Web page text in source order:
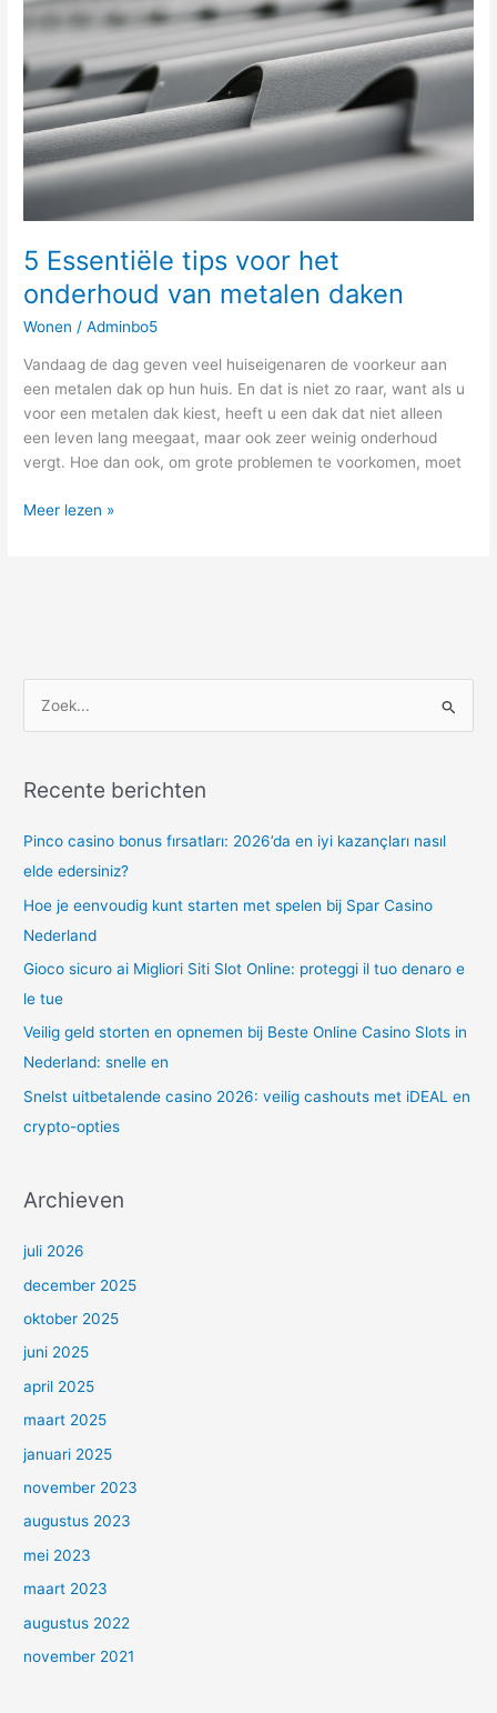
5 Essentiële tips voor het
onderhoud van metalen daken
Wonen /Adminbo5
Vandaag de dag geven veel huiseigenaren de voorkeur aan
een metalen dak op hun huis. En dat is niet zo raar, want als u
voor een metalen dak kiest, heeft u een dak dat niet alleen
een leven lang meegaat, maar ook zeer weinig onderhoud
vergt. Hoe dan ook, om grote problemen te voorkomen, moet
voor
het
onderhoud
van
metalen
daken
Meer lezen »
kRecente berichten
Pinco casino bonus fırsatları: 2026’da en iyi kazançları nasıl
elde edersiniz?
Hoe je eenvoudig kunt starten met spelen bij Spar Casino
Nederland
Gioco sicuro ai Migliori Siti Slot Online: proteggi il tuo denaro e
le tue
Veilig geld storten en opnemen bij Beste Online Casino Slots in
Nederland: snelle en
Snelst uitbetalende casino 2026: veilig cashouts met iDEAL en
crypto-opties
Archieven
juli 2026
december 2025
oktober 2025
juni 2025
april 2025
maart 2025
januari 2025
november 2023
augustus 2023
mei 2023
maart 2023
augustus 2022
november 2021